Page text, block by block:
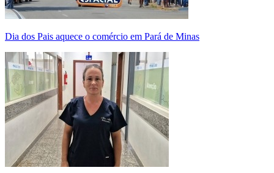
Dia dos Pais aquece o comércio em Pará de Minas